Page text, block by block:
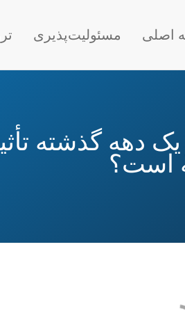
اصلی مسئولیت‌پذیری
دهه گذشته
است؟